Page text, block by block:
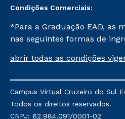
Condições Comerciais:
*Para a Graduação EAD, as
nas seguintes formas de
Já para as demais, a taxa de
mencionadas são referentes
Religioso, Geografia para a
do Ensino de História:
abrir todas as condições
Campus Virtual Cruzeiro do Sul
Todos os direitos reservados.
CNPJ: 62.984.091/0001-02